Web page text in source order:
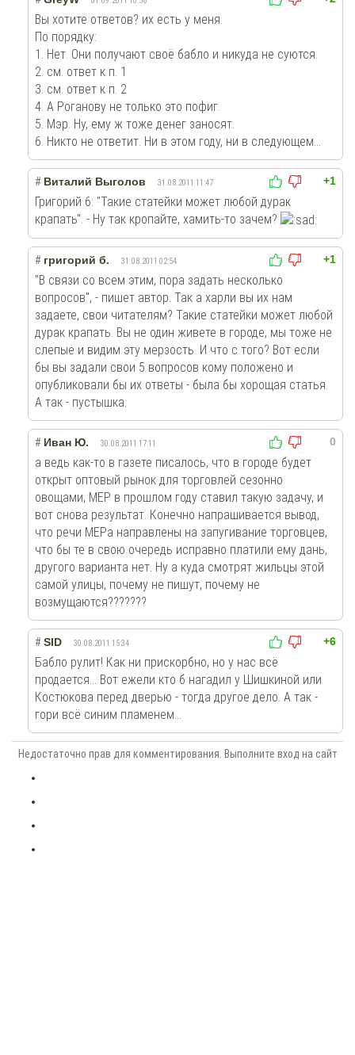
Вы хотите ответов? их есть у меня.
По порядку:
1. Нет. Они получают своё бабло и никуда не суются.
2. см. ответ к п. 1
3. см. ответ к п. 2
4. А Роганову не только это пофиг.
5. Мэр. Ну, ему ж тоже денег заносят.
6. Никто не ответит. Ни в этом году, ни в следующем...
+1
# Виталий Выголов 31.08.2011 11:47
Григорий 6: "Такие статейки может любой дурак
крапать". - Ну так кропайте, хамить-то зачем?
+1
# григорий б. 31.08.2011 02:54
"В связи со всем этим, пора задать несколько
вопросов", - пишет автор. Так а харли вы их нам
задаете, свои читателям? Такие статейки может любой
дурак крапать. Вы не один живете в городе, мы тоже не
слепые и видим эту мерзость. И что с того? Вот если
бы вы задали свои 5 вопросов кому положено и
опубликовали бы их ответы - была бы хорощая статья.
А так - пустышка.
0
# Иван Ю. 30.08.2011 17:11
а ведь как-то в газете писалось, что в городе будет
открыт оптовый рынок для торговлей сезонно
овощами, МЕР в прошлом году ставил такую задачу, и
вот снова результат. Конечно напрашивается вывод,
что речи МЕРа направлены на запугивание торговцев,
что бы те в свою очередь исправно платили ему дань,
другого варианта нет. Ну а куда смотрят жильцы этой
самой улицы, почему не пишут, почему не
возмущаются???????
+6
# SID 30.08.2011 15:34
Бабло рулит! Как ни прискорбно, но у нас всё
продается... Вот ежели кто б нагадил у Шишкиной или
Костюкова перед дверью - тогда другое дело. А так -
гори всё синим пламенем...
Недостаточно прав для комментирования. Выполните вход на сайт